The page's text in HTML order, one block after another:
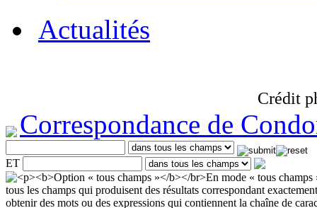
Actualités
Crédit
Correspondance de
ET